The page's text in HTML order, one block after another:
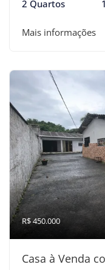
2 Quartos
Mais informações
R$ 450.000
Casa à Venda